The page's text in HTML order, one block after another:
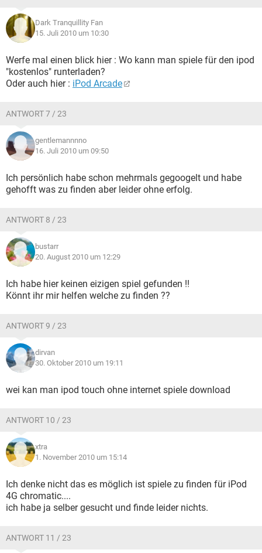
Dark Tranquillity Fan
15. Juli 2010 um 10:30
Werfe mal einen blick hier : Wo kann man spiele für den ipod
"kostenlos" runterladen?
Oder auch hier : iPod Arcade
ANTWORT 7 / 23
gentlemannnno
16. Juli 2010 um 09:50
Ich persönlich habe schon mehrmals gegoogelt und habe
gehofft was zu finden aber leider ohne erfolg.
ANTWORT 8 / 23
bustarr
20. August 2010 um 12:29
Ich habe hier keinen eizigen spiel gefunden !!
Könnt ihr mir helfen welche zu finden ??
ANTWORT 9 / 23
dirvan
30. Oktober 2010 um 19:11
wei kan man ipod touch ohne internet spiele download
ANTWORT 10 / 23
xtra
1. November 2010 um 15:14
Ich denke nicht das es möglich ist spiele zu finden für iPod
4G chromatic....
ich habe ja selber gesucht und finde leider nichts.
ANTWORT 11 / 23